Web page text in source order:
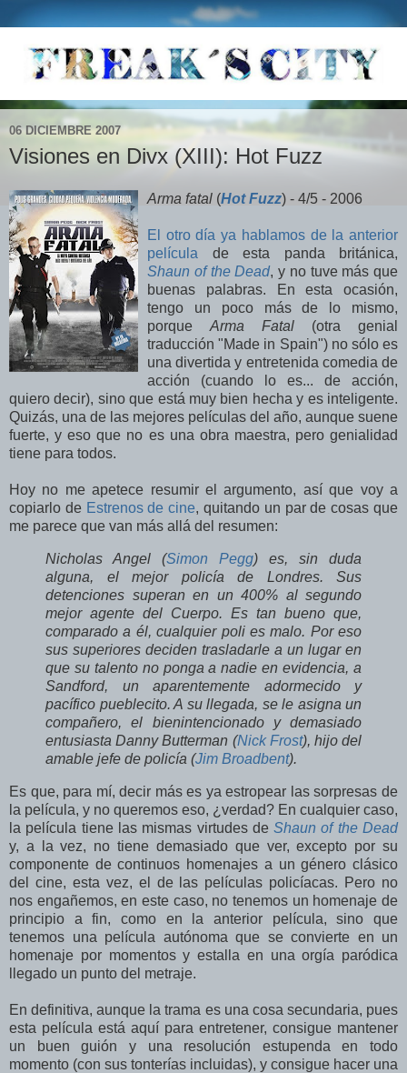
06 DICIEMBRE 2007
Visiones en Divx (XIII): Hot Fuzz
Arma fatal (Hot Fuzz) - 4/5 - 2006
El otro día ya hablamos de la anterior
película de esta panda británica,
Shaun of the Dead, y no tuve más que
buenas palabras. En esta ocasión,
tengo un poco más de lo mismo,
porque Arma Fatal (otra genial
traducción "Made in Spain") no sólo es
una divertida y entretenida comedia de
acción (cuando lo es... de acción,
quiero decir), sino que está muy bien hecha y es inteligente.
Quizás, una de las mejores películas del año, aunque suene
fuerte, y eso que no es una obra maestra, pero genialidad
tiene para todos.
Hoy no me apetece resumir el argumento, así que voy a
copiarlo de Estrenos de cine, quitando un par de cosas que
me parece que van más allá del resumen:
Nicholas Angel (Simon Pegg) es, sin duda
alguna, el mejor policía de Londres. Sus
detenciones superan en un 400% al segundo
mejor agente del Cuerpo. Es tan bueno que,
comparado a él, cualquier poli es malo. Por eso
sus superiores deciden trasladarle a un lugar en
que su talento no ponga a nadie en evidencia, a
Sandford, un aparentemente adormecido y
pacífico pueblecito. A su llegada, se le asigna un
compañero, el bienintencionado y demasiado
entusiasta Danny Butterman (Nick Frost), hijo del
amable jefe de policía (Jim Broadbent).
Es que, para mí, decir más es ya estropear las sorpresas de
la película, y no queremos eso, ¿verdad? En cualquier caso,
la película tiene las mismas virtudes deShaun of the Dead
y, a la vez, no tiene demasiado que ver, excepto por su
componente de continuos homenajes a un género clásico
del cine, esta vez, el de las películas policíacas. Pero no
nos engañemos, en este caso, no tenemos un homenaje de
principio a fin, como en la anterior película, sino que
tenemos una película autónoma que se convierte en un
homenaje por momentos y estalla en una orgía paródica
llegado un punto del metraje.
En definitiva, aunque la trama es una cosa secundaria, pues
esta película está aquí para entretener, consigue mantener
un buen guión y una resolución estupenda en todo
momento (con sus tonterías incluidas), y consigue hacer una